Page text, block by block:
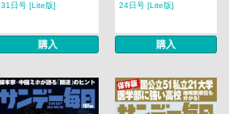
31日号 [Lite版]
購入
24日号 [Lite版]
購入